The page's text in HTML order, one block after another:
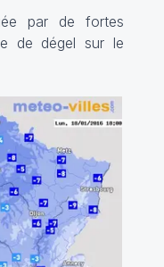
par de fortes
de dégel sur le